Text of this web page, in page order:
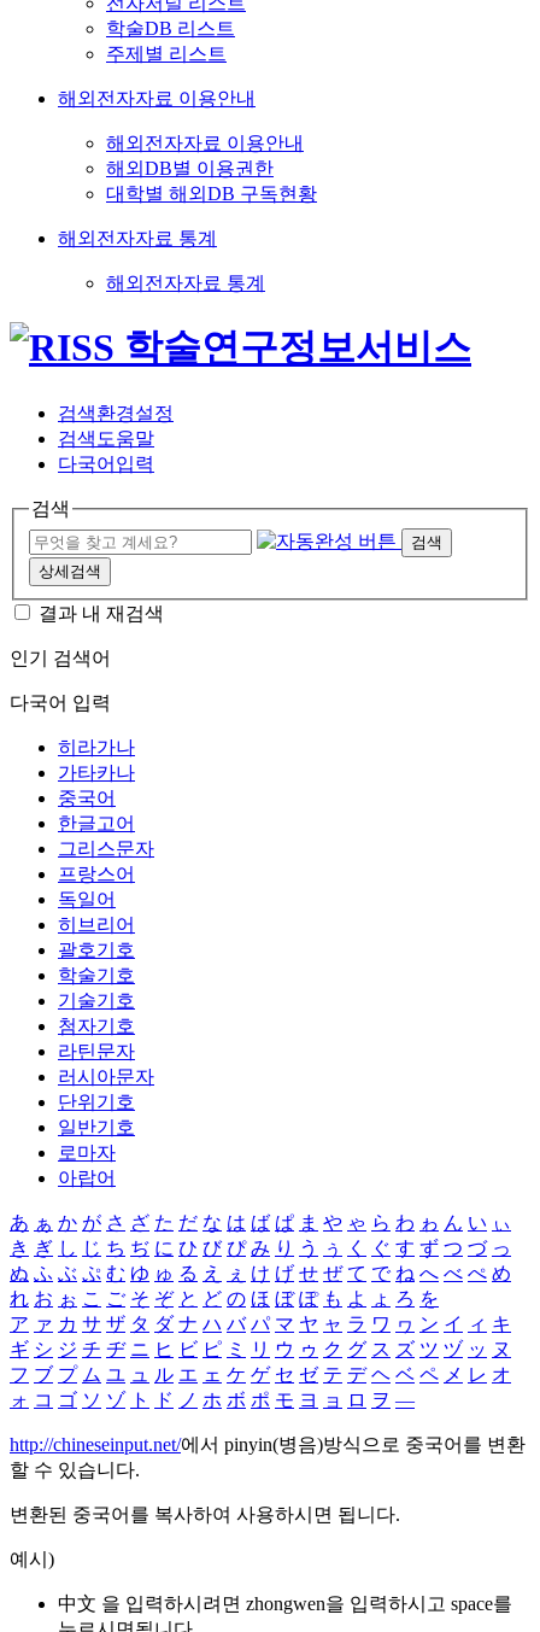
학술DB 리스트
주제별 리스트
해외전자자료 이용안내
해외전자자료 이용안내
해외DB별 이용권한
대학별 해외DB 구독현황
해외전자자료 통계
해외전자자료 통계
검색환경설정
검색도움말
다국어입력
검색
검색
상세검색
결과 내 재검색
인기 검색어
다국어 입력
히라가나
가타카나
중국어
한글고어
그리스문자
프랑스어
독일어
히브리어
괄호기호
학술기호
기술기호
첨자기호
라틴문자
러시아문자
단위기호
일반기호
로마자
아랍어
あ ぁ か が さ ざ た だ な は ば ぱ ま や ゃ ら わ ゎ ん い ぃ
き ぎ し じ ち ぢ に ひ び ぴ み り う ぅ く ぐ す ず つ づ っ
ぬ ふ ぶ ぷ む ゆ ゅ る え ぇ け げ せ ぜ て で ね へ べ ぺ め
れ お ぉ こ ご そ ぞ と ど の ほ ぼ ぽ も よ ょ ろ を
ア ァ カ サ ザ タ ダ ナ ハ バ パ マ ヤ ャ ラ ワ ヮ ン イ ィ キ
ギ シ ジ チ ヂ ニ ヒ ビ ピ ミ リ ウ ゥ ク グ ス ズ ツ ヅ ッ ヌ
フ ブ プ ム ユ ュ ル エ ェ ケ ゲ セ ゼ テ デ ヘ ベ ペ メ レ オ
ォ コ ゴ ソ ゾ ト ド ノ ホ ボ ポ モ ヨ ョ ロ ヲ ―
http://chineseinput.net/에서 pinyin(병음)방식으로 중국어를 변환
할 수 있습니다.
변환된 중국어를 복사하여 사용하시면 됩니다.
예시)
中文 을 입력하시려면 zhongwen을 입력하시고 space를